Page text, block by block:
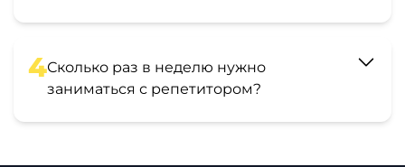
4Сколько раз в неделю нужно
заниматься с репетитором?